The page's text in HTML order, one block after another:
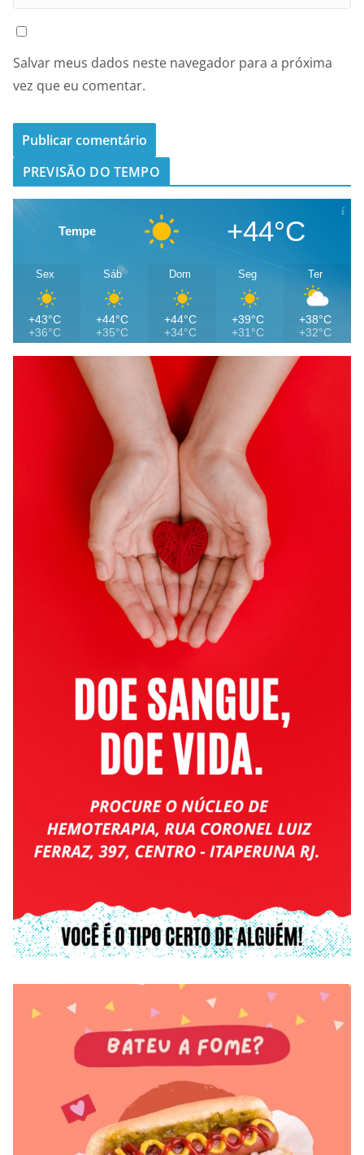
Salvar meus dados neste navegador para a próxima
vez que eu comentar.
PREVISÃO DO TEMPO
Tempe +44°C
Sex
+43°C
+36°C
Sáb
+44°C
+35°C
Dom
+44°C
+34°C
Seg
+39°C
+31°C
Ter
+38°C
+32°C